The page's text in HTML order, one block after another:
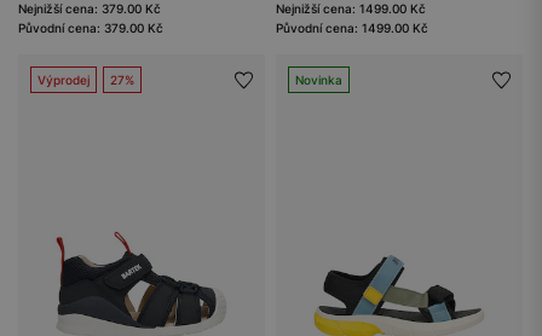
Nejnižší cena: 379.00 Kč
Původní cena: 379.00 Kč
Nejnižší cena: 1499.00 Kč
Původní cena: 1499.00 Kč
Výprodej 27% Novinka